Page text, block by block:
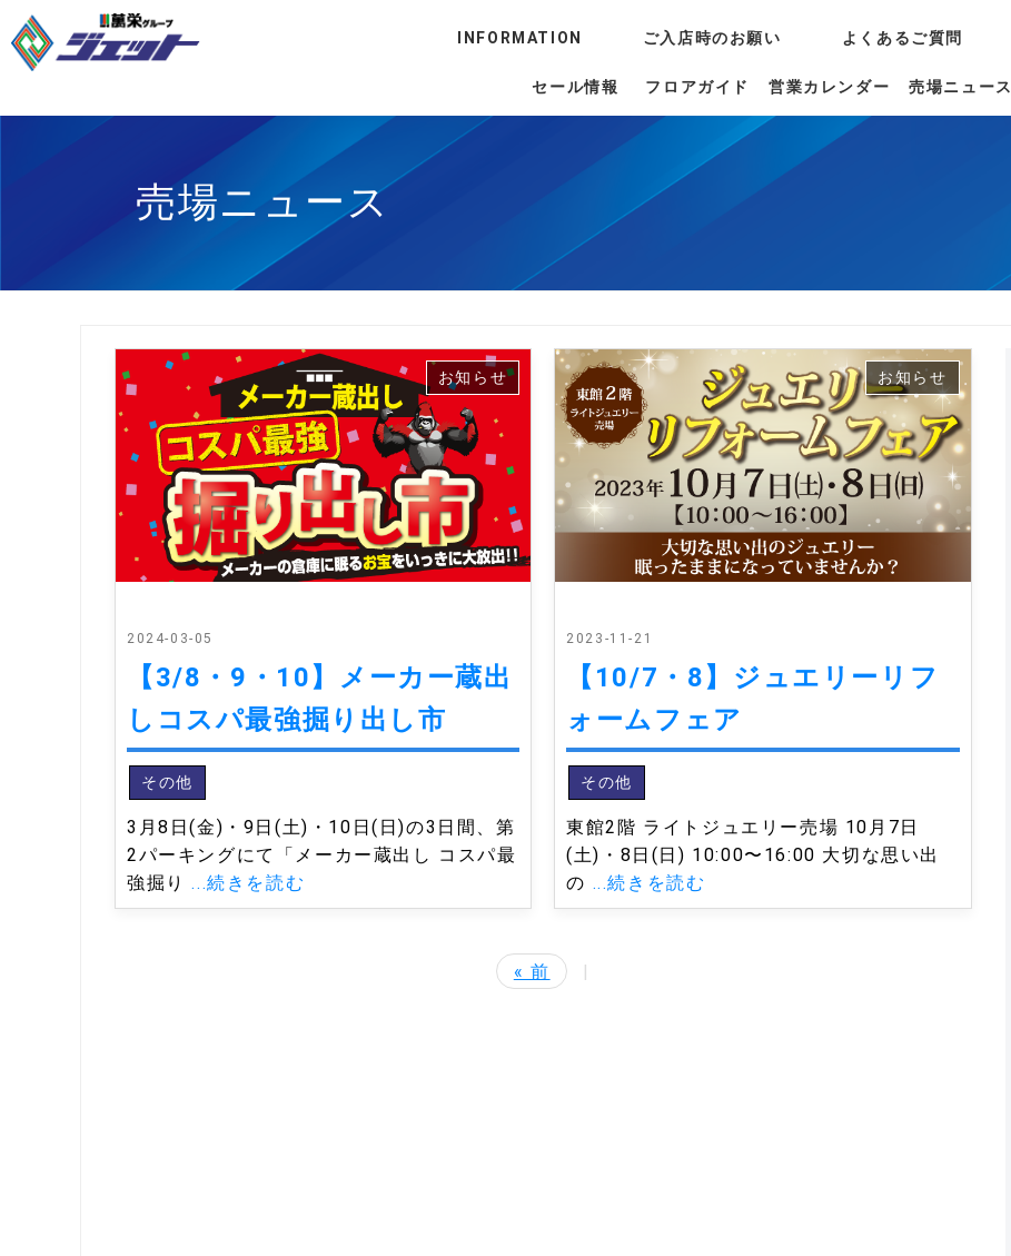
セール情報 フロアガイド 営業カレンダー 売場ニュース
INFORMATION ご入店時のお願い よくあるご質問
売場ニュース
2024-03-05
【3/8・9・10】メーカー蔵出
しコスパ最強掘り出し市
お知らせ
その他
3月8日(金)・9日(土)・10日(日)の3日間、第
2パーキングにて「メーカー蔵出し コスパ最
強掘り...続きを読む
2023-11-21
【10/7・8】ジュエリーリフ
ォームフェア
お知らせ
その他
東館2階 ライトジュエリー売場 10月7日
(土)・8日(日) 10:00〜16:00 大切な思い出
の ...続きを読む
« 前 |